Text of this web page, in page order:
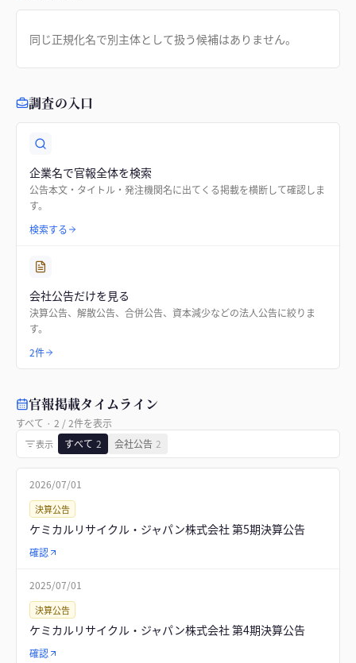
同じ正規化名で別主体として扱う候補はありません。
調査の入口
企業名で官報全体を検索
公告本文・タイトル・発注機関名に出てくる掲載を横断して確認しま
す。
検索する
会社公告だけを見る
決算公告、解散公告、合併公告、資本減少などの法人公告に絞りま
す。
2件
官報掲載タイムライン
すべて · 2 /2件を表示
表示 すべて 2 会社公告 2
2026/07/01
決算公告
ケミカルリサイクル・ジャパン株式会社 第5期決算公告
確認
2025/07/01
決算公告
ケミカルリサイクル・ジャパン株式会社 第4期決算公告
確認